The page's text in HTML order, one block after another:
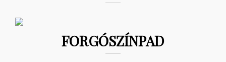
FORGÓSZÍNPAD